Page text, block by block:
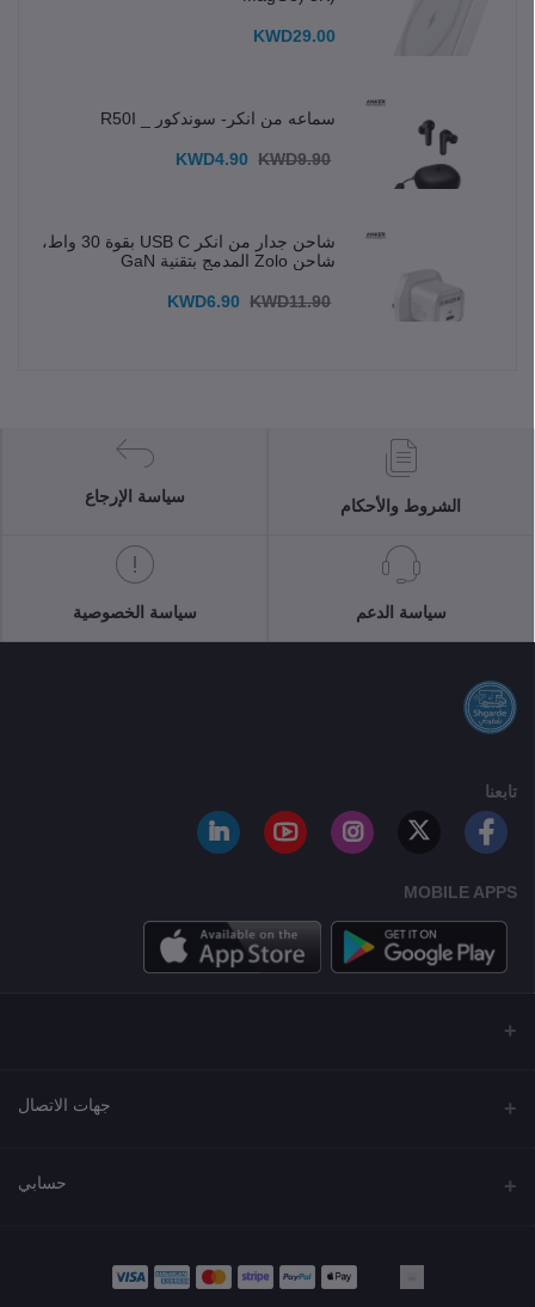
KWD29.00
سماعه من انكر- سوندكور _ R50I
KWD4.90 KWD9.90
شاحن جدار من انكر USB C بقوة 30 واط،
شاحن Zolo المدمج بتقنية GaN
KWD6.90 KWD11.90
الشروط والأحكام
سياسة الإرجاع
سياسة الدعم سياسة الخصوصية
تابعنا
MOBILE APPS
جهات الاتصال
حسابي